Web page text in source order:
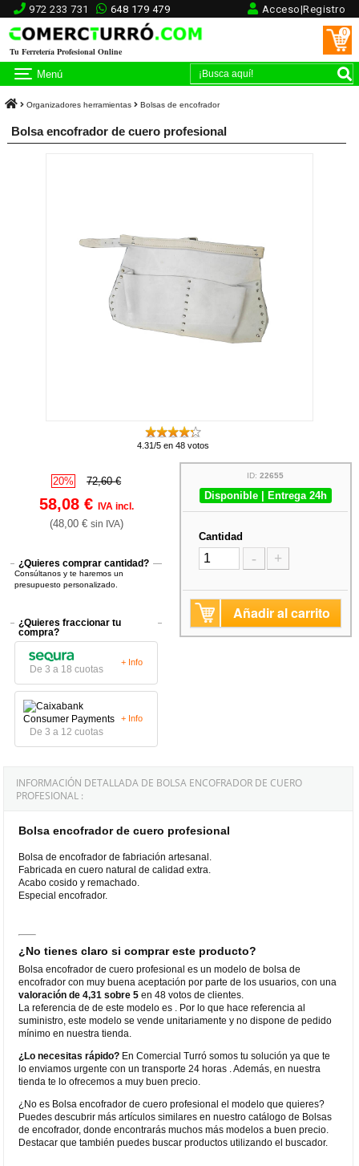
972 233 731 648 179 479 Acceso|Registro
Tu Ferretería Profesional Online
0
Menú
Organizadores herramientas Bolsas de encofrador
Bolsa encofrador de cuero profesional
4.31/5 en 48 votos
20% 72,60 €
58,08 € IVA incl.
(48,00 € sin IVA)
¿Quieres comprar cantidad?
Consúltanos y te haremos un
presupuesto personalizado.
¿Quieres fraccionar tu
compra?
De 3 a 18 cuotas
+ Info
De 3 a 12 cuotas
+ Info
ID:22655
Disponible | Entrega 24h
Cantidad
- +
Añadir al carrito
INFORMACIÓN DETALLADA DE BOLSA ENCOFRADOR DE CUERO
PROFESIONAL :
Bolsa encofrador de cuero profesional
Bolsa de encofrador de fabriación artesanal.
Fabricada en cuero natural de calidad extra.
Acabo cosido y remachado.
Especial encofrador.
¿No tienes claro si comprar este producto?
Bolsa encofrador de cuero profesional es un modelo de bolsa de
encofrador con muy buena aceptación por parte de los usuarios, con una
valoración de 4,31 sobre 5 en 48 votos de clientes.
La referencia de de este modelo es . Por lo que hace referencia al
suministro, este modelo se vende unitariamente y no dispone de pedido
mínimo en nuestra tienda.
¿Lo necesitas rápido? En Comercial Turró somos tu solución ya que te
lo enviamos urgente con un transporte 24 horas . Además, en nuestra
tienda te lo ofrecemos a muy buen precio.
¿No es Bolsa encofrador de cuero profesional el modelo que quieres?
Puedes descubrir más artículos similares en nuestro catálogo de Bolsas
de encofrador, donde encontrarás muchos más modelos a buen precio.
Destacar que también puedes buscar productos utilizando el buscador.